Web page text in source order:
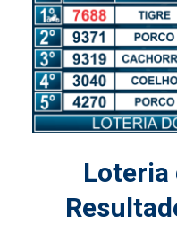
Loteria